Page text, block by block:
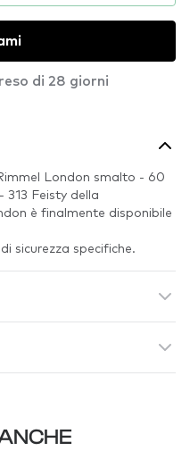
di 28 giorni
London smalto - 60
313 Feisty della
è finalmente disponibile
sicurezza specifiche.